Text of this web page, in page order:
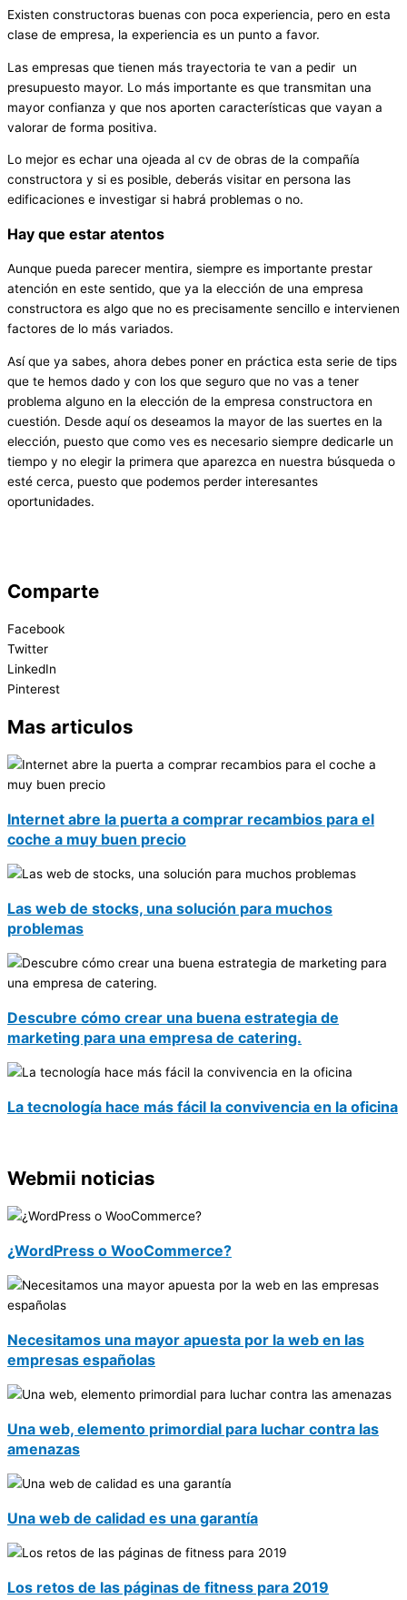
Existen constructoras buenas con poca experiencia, pero en esta
clase de empresa, la experiencia es un punto a favor.
Las empresas que tienen más trayectoria te van a pedir un
presupuesto mayor. Lo más importante es que transmitan una
mayor confianza y que nos aporten características que vayan a
valorar de forma positiva.
Lo mejor es echar una ojeada al cv de obras de la compañía
constructora y si es posible, deberás visitar en persona las
edificaciones e investigar si habrá problemas o no.
Hay que estar atentos
Aunque pueda parecer mentira, siempre es importante prestar
atención en este sentido, que ya la elección de una empresa
constructora es algo que no es precisamente sencillo e intervienen
factores de lo más variados.
Así que ya sabes, ahora debes poner en práctica esta serie de tips
que te hemos dado y con los que seguro que no vas a tener
problema alguno en la elección de la empresa constructora en
cuestión. Desde aquí os deseamos la mayor de las suertes en la
elección, puesto que como ves es necesario siempre dedicarle un
tiempo y no elegir la primera que aparezca en nuestra búsqueda o
esté cerca, puesto que podemos perder interesantes
oportunidades.
Comparte
Facebook
Twitter
LinkedIn
Pinterest
Mas articulos
Internet abre la puerta a comprar recambios para el
coche a muy buen precio
Las web de stocks, una solución para muchos
problemas
Descubre cómo crear una buena estrategia de
marketing para una empresa de catering.
La tecnología hace más fácil la convivencia en la oficina
Webmii noticias
¿WordPress o WooCommerce?
Necesitamos una mayor apuesta por la web en las
empresas españolas
Una web, elemento primordial para luchar contra las
amenazas
Una web de calidad es una garantía
Los retos de las páginas de fitness para 2019